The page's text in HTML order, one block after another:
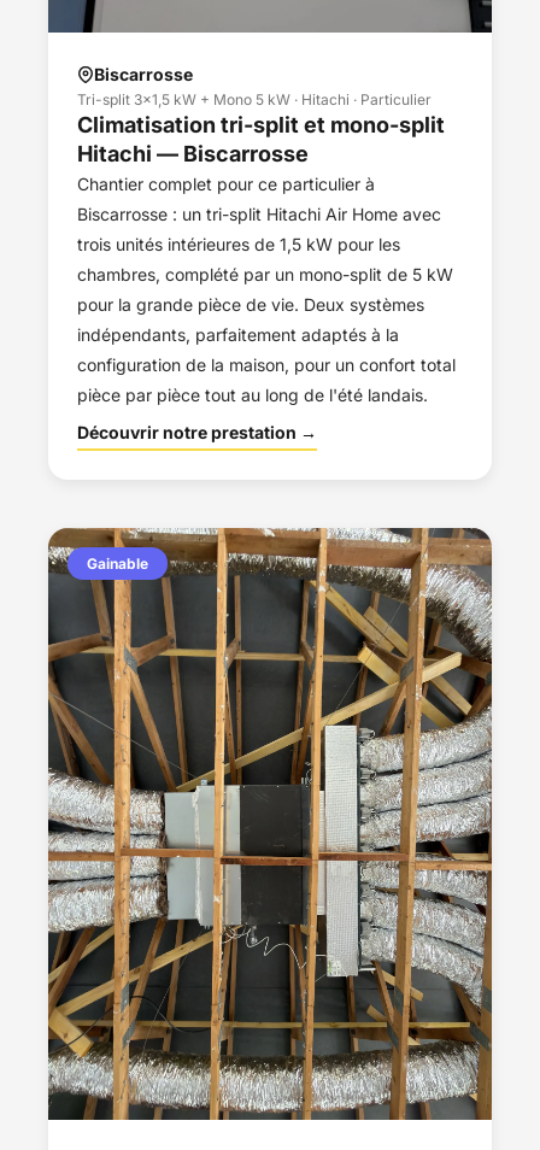
Biscarrosse
Tri-split 3×1,5 kW + Mono 5 kW · Hitachi · Particulier
Climatisation tri-split et mono-split
Hitachi — Biscarrosse
Chantier complet pour ce particulier à
Biscarrosse : un tri-split Hitachi Air Home avec
trois unités intérieures de 1,5 kW pour les
chambres, complété par un mono-split de 5 kW
pour la grande pièce de vie. Deux systèmes
indépendants, parfaitement adaptés à la
configuration de la maison, pour un confort total
pièce par pièce tout au long de l'été landais.
Découvrir notre prestation →
Gainable